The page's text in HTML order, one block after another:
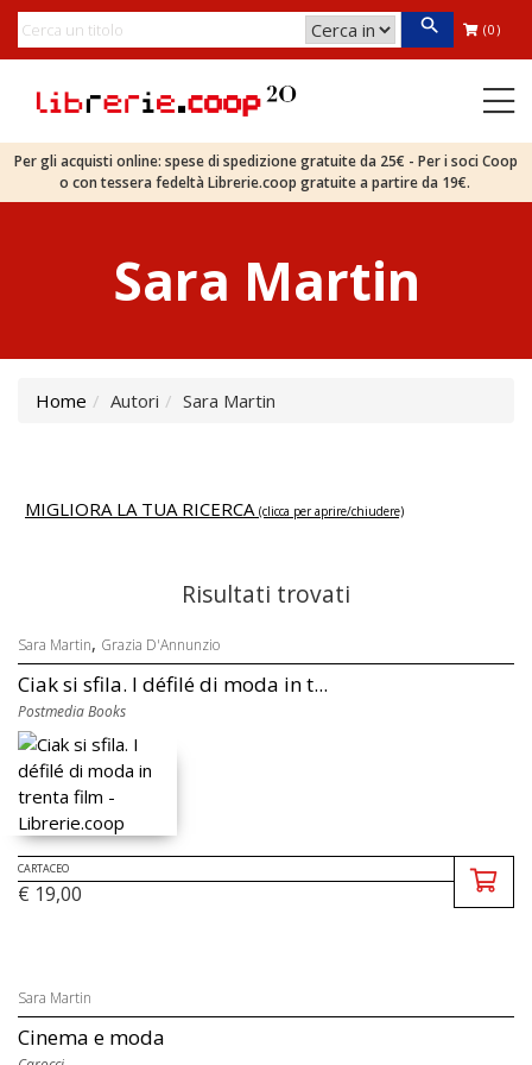
(0)
Per gli acquisti online: spese di spedizione gratuite da 25€ - Per i soci Coop
o con tessera fedeltà Librerie.coop gratuite a partire da 19€.
Sara Martin
Home Autori Sara Martin
MIGLIORA LA TUA RICERCA (clicca per aprire/chiudere)
Risultati trovati
Sara Martin, Grazia D'Annunzio
Ciak si sfila. I défilé di moda in t...
Postmedia Books
CARTACEO
€ 19,00
Sara Martin
Cinema e moda